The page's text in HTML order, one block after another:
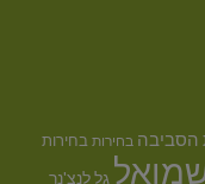
הסביבה בחירות בחירות
גל לנצ'נר